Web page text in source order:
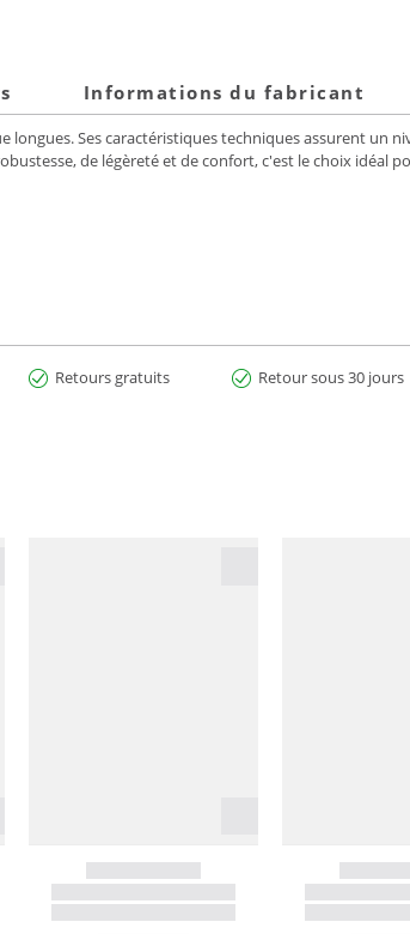
Informations du fabricant
longues. Ses caractéristiques techniques assurent un
de légèreté et de confort, c'est le choix idéal
Retours gratuits Retour sous 30 jours